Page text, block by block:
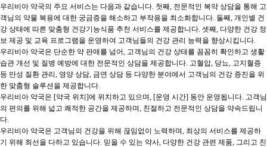
우리비아 약국의 주요 서비스는 다음과 같습니다. 첫째, 전문적인 복약 상담을 통해 고
객님의 약물 복용에 대한 궁금증을 해소하고 부작용을 최소화합니다. 둘째, 개인별 건
강 상태에 따른 맞춤형 건강기능식품 추천 서비스를 제공합니다. 셋째, 다양한 건강 정
보 제공 및 교육 프로그램을 운영하여 고객님들의 건강 관리 능력을 향상시킵니다.
우리비아 약국은 단순한 약 판매를 넘어, 고객님의 건강 상태를 꼼꼼히 확인하고 생활
습관 개선 및 질병 예방에 대한 전문적인 상담을 제공합니다. 고혈압, 당뇨, 고지혈증
등 만성 질환 관리, 영양 상담, 금연 상담 등 다양한 분야에서 고객님의 건강 증진을 위
한 맞춤형 솔루션을 제공합니다.
우리비아 약국은 [약국 위치]에 위치하고 있으며, [운영 시간] 동안 운영됩니다. 고객님
의 편의를 위해 넓고 쾌적한 공간을 제공하며, 친절하고 전문적인 상담을 약속드립니
다.
우리비아 약국은 고객님의 건강을 위해 끊임없이 노력하며, 최상의 서비스를 제공하
기 위해 최선을 다하고 있습니다. 믿을 수 있는 약사, 다양한 건강 관련 제품, 그리고 친